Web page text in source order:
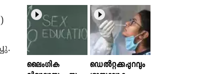
ലൈംഗിക
ഡെൽറ്റക്കപ്പുറവും